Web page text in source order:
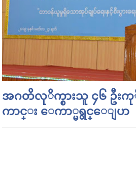
အဂတိလုိက္စားသူ ၄၆ ဦး
ကာင္း ေကာ္မရွင္ေျပာ